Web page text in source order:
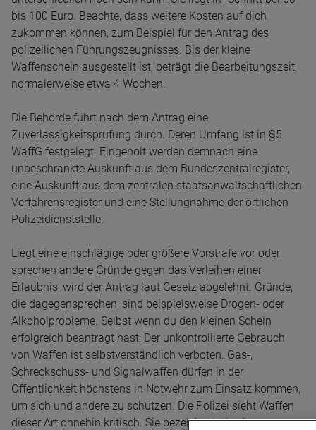
bis 100 Euro. Beachte, dass weitere Kosten auf dich
zukommen können, zum Beispiel für den Antrag des
polizeilichen Führungszeugnisses. Bis der kleine
Waffenschein ausgestellt ist, beträgt die Bearbeitungszeit
normalerweise etwa 4 Wochen.
Die Behörde führt nach dem Antrag eine
Zuverlässigkeitsprüfung durch. Deren Umfang ist in §5
WaffG festgelegt. Eingeholt werden demnach eine
unbeschränkte Auskunft aus dem Bundeszentralregister,
eine Auskunft aus dem zentralen staatsanwaltschaftlichen
Verfahrensregister und eine Stellungnahme der örtlichen
Polizeidienststelle.
Liegt eine einschlägige oder größere Vorstrafe vor oder
sprechen andere Gründe gegen das Verleihen einer
Erlaubnis, wird der Antrag laut Gesetz abgelehnt. Gründe,
die dagegensprechen, sind beispielsweise Drogen- oder
Alkoholprobleme. Selbst wenn du den kleinen Schein
erfolgreich beantragt hast: Der unkontrollierte Gebrauch
von Waffen ist selbstverständlich verboten. Gas-,
Schreckschuss- und Signalwaffen dürfen in der
Öffentlichkeit höchstens in Notwehr zum Einsatz kommen,
um sich und andere zu schützen. Die Polizei sieht Waffen
dieser Art ohnehin kritisch. Sie bezeichnet sie als